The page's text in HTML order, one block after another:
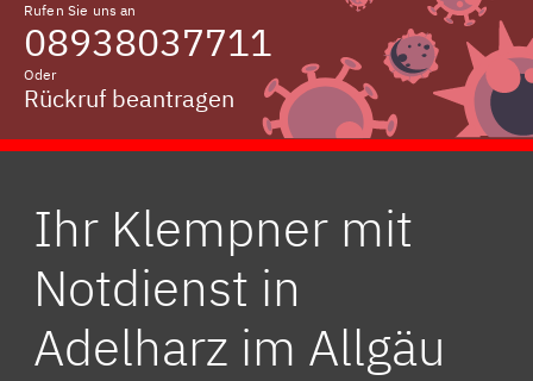
Rufen Sie uns an
08938037711
Oder
Rückruf beantragen
Ihr Klempner mit
Notdienst in
Adelharz im Allgäu